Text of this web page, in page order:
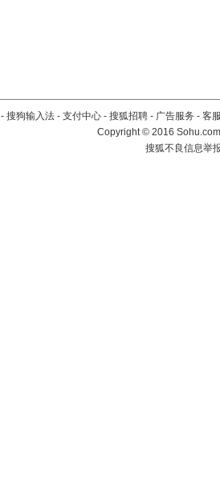
- 搜狗输入法 - 支付中心 - 搜狐招聘 - 广告服务 - 客
Copyright©2016
搜狐不良信息举